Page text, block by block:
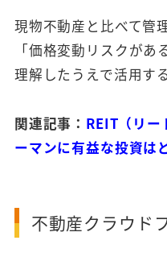
現物不動産と比べて管
「価格変動リスクが
理解したうえで活用す
関連記事： REIT（リー
ーマンに有益な投資は
不動産クラウド